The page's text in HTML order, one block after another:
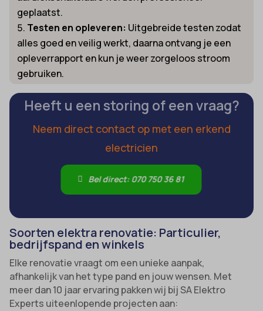
geplaatst.
Testen en opleveren: Uitgebreide testen zodat
alles goed en veilig werkt, daarna ontvang je een
opleverrapport en kun je weer zorgeloos stroom
gebruiken.
Heeft u een storing of een vraag?
Neem direct contact op met een erkend
electricien
Bel direct: 070 750 36 81
Soorten elektra renovatie: Particulier,
bedrijfspand en winkels
Elke renovatie vraagt om een unieke aanpak,
afhankelijk van het type pand en jouw wensen. Met
meer dan 10 jaar ervaring pakken wij bij SA Elektro
Experts uiteenlopende projecten aan: